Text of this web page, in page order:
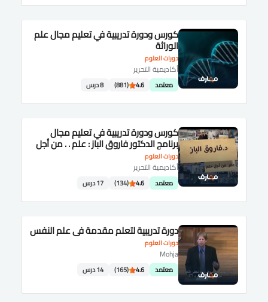
دورات العلوم
كورس ودورة تدريبية في تعليم مجال علم
الوراثة
أكاديمية التحرير
معتمد 4.6
(881) 8 درس
دورات العلوم
كورس ودورة تدريبية في تعليم مجال
برنامج الدكتور فاروق الباز : علم . . من أجل
حلم
أكاديمية التحرير
معتمد 4.6
(134) 17 درس
دورات العلوم
دورة تدريبية لتعلم مقدمة في علم النفس
Mohja
معتمد 4.6
(165) 14 درس